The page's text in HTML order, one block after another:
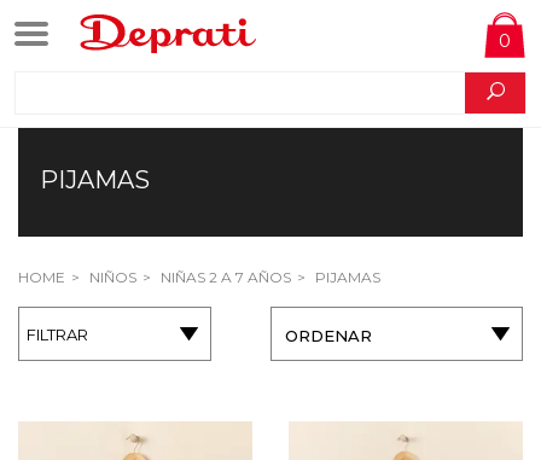
0
PIJAMAS
HOME NIÑOS NIÑAS 2 A 7 AÑOS PIJAMAS
FILTRAR ORDENAR